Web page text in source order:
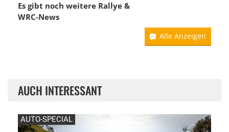
Es gibt noch weitere Rallye &
WRC-News
Alle Anzeigen
AUCH INTERESSANT
AUTO-SPECIAL